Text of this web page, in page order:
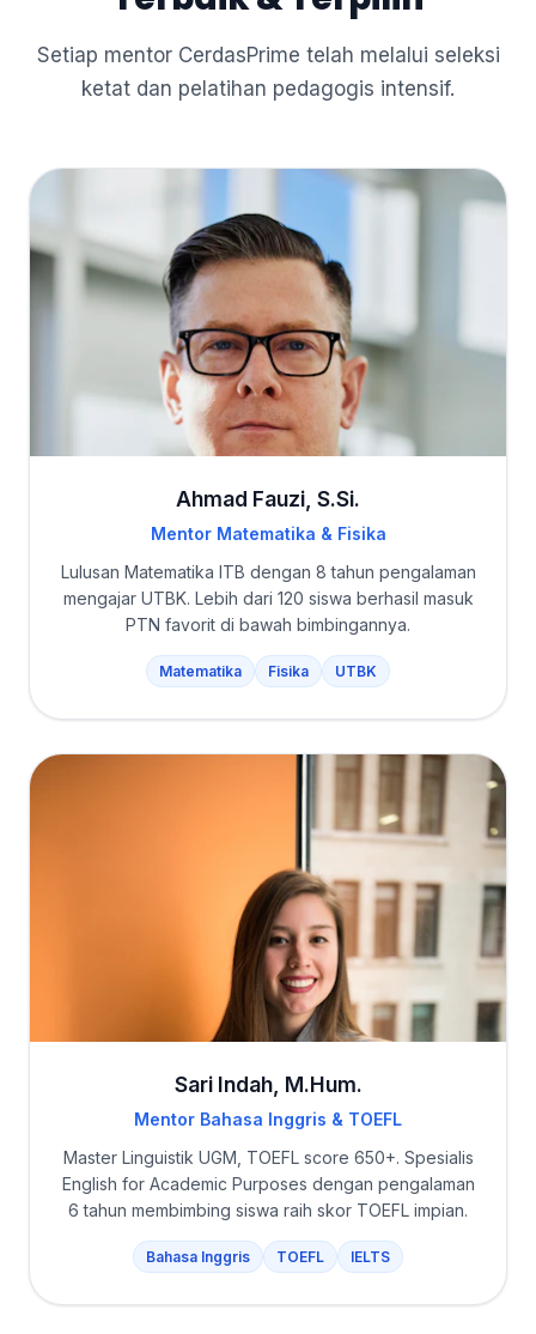
Setiap mentor CerdasPrime telah melalui seleksi
ketat dan pelatihan pedagogis intensif.
Ahmad Fauzi, S.Si.
Mentor Matematika & Fisika
Lulusan Matematika ITB dengan 8 tahun pengalaman
mengajar UTBK. Lebih dari 120 siswa berhasil masuk
PTN favorit di bawah bimbingannya.
Matematika Fisika UTBK
Sari Indah, M.Hum.
Mentor Bahasa Inggris & TOEFL
Master Linguistik UGM, TOEFL score 650+. Spesialis
English for Academic Purposes dengan pengalaman
6 tahun membimbing siswa raih skor TOEFL impian.
Bahasa Inggris TOEFL IELTS